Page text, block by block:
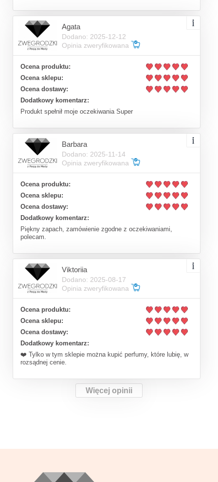
Agata
Dodano: 2025-12-12
Opinia zweryfikowana
Ocena produktu:
Ocena sklepu:
Ocena dostawy:
Dodatkowy komentarz:
Produkt spełnił moje oczekiwania Super
Barbara
Dodano: 2025-11-14
Opinia zweryfikowana
Ocena produktu:
Ocena sklepu:
Ocena dostawy:
Dodatkowy komentarz:
Piękny zapach, zamówienie zgodne z oczekiwaniami,
polecam.
Viktoriia
Dodano: 2025-08-17
Opinia zweryfikowana
Ocena produktu:
Ocena sklepu:
Ocena dostawy:
Dodatkowy komentarz:
❤️ Tylko w tym sklepie można kupić perfumy, które lubię, w
rozsądnej cenie.
Więcej opinii